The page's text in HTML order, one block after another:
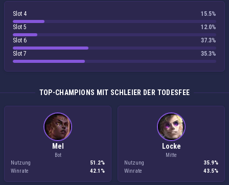
Slot 4
15.5%
Slot 5
12.0%
Slot 6
37.3%
Slot 7
35.3%
TOP-CHAMPIONS MIT SCHLEIER DER TODESFEE
Mel
Bot
Nutzung
51.2%
Winrate
42.1%
Locke
Mitte
Nutzung
35.9%
Winrate
43.5%